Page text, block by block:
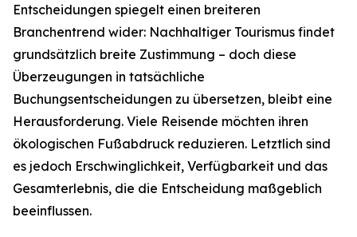
Entscheidungen spiegelt einen breiteren
Branchentrend wider: Nachhaltiger Tourismus findet
grundsätzlich breite Zustimmung – doch diese
Überzeugungen in tatsächliche
Buchungsentscheidungen zu übersetzen, bleibt eine
Herausforderung. Viele Reisende möchten ihren
ökologischen Fußabdruck reduzieren. Letztlich sind
es jedoch Erschwinglichkeit, Verfügbarkeit und das
Gesamterlebnis, die die Entscheidung maßgeblich
beeinflussen.